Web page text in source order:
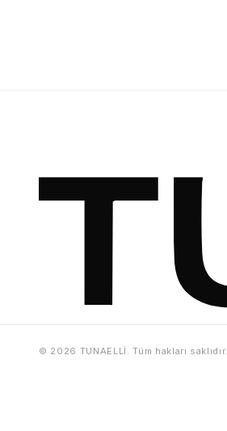
© 2026 TUNAELLİ. Tüm hakları saklıdır.